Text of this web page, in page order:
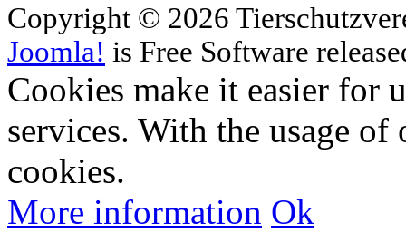
Copyright © 2026
Joomla! is Free Software
Cookies make it easier for
services. With the usage
cookies.
More information Ok